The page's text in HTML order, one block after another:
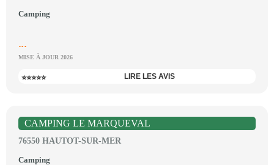
Camping
...
MISE À JOUR 2026
⭐⭐⭐⭐⭐ LIRE LES AVIS
CAMPING LE MARQUEVAL
76550 HAUTOT-SUR-MER
Camping